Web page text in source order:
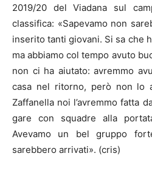
2019/20 del Viadana sul
classifica: «Sapevamo non
inserito tanti giovani. Si sa che
ma abbiamo col tempo avuto
non ci ha aiutato: avremmo
casa nel ritorno, però non lo
Zaffanella noi l’avremmo fatta
gare con squadre alla
Avevamo un bel gruppo
sarebbero arrivati». (cris)